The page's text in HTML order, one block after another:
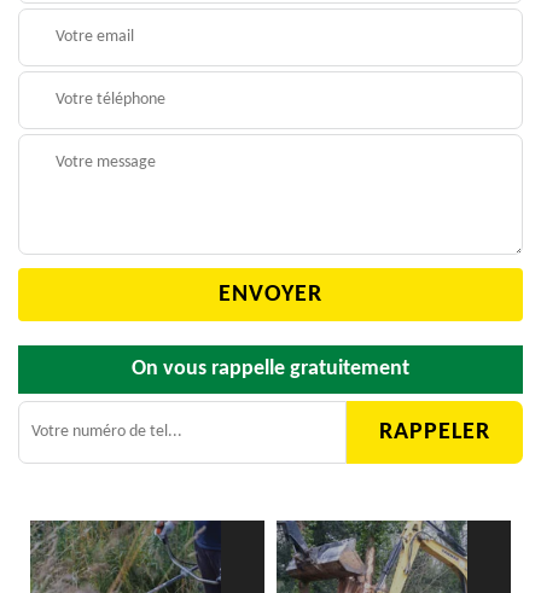
On vous rappelle gratuitement